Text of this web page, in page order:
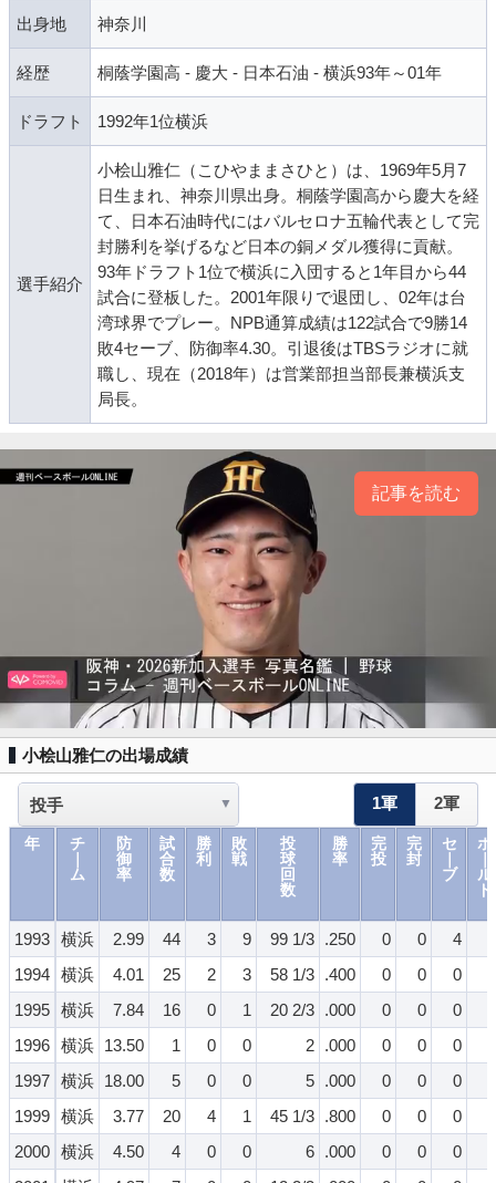
出身地 神奈川
経歴 桐蔭学園高 - 慶大 - 日本石油 - 横浜93年～01年
ドラフト 1992年1位横浜
選手紹介
小桧山雅仁（こひやままさひと）は、1969年5月7
日生まれ、神奈川県出身。桐蔭学園高から慶大を経
て、日本石油時代にはバルセロナ五輪代表として完
封勝利を挙げるなど日本の銅メダル獲得に貢献。
93年ドラフト1位で横浜に入団すると1年目から44
試合に登板した。2001年限りで退団し、02年は台
湾球界でプレー。NPB通算成績は122試合で9勝14
敗4セーブ、防御率4.30。引退後はTBSラジオに就
職し、現在（2018年）は営業部担当部長兼横浜支
局長。
記事を読む
小桧山雅仁の出場成績
1軍 2軍
年
1993
1994
1995
1996
1997
1999
2000
チ
ム
防
御
率
試
合
数
勝
利
敗
戦
投
球
回
数
勝
率
完
投
完
封
セ
ブ
ホ
ル
ド
横浜 2.99 44 3 9 99 1/3 .250 0 0
4
横浜
4.01 25 2 3 58 1/3 .400 0 0
0
横浜
7.84 16 0 1 20 2/3 .000 0 0
0
横浜 13.50 1 0 0 2 .000 0 0
0
横浜 18.00 5 0 0 5 .000 0 0
0
横浜
3.77 20 4 1 45 1/3 .800 0 0
0
横浜
4.50 4 0 0 6 .000 0 0
0